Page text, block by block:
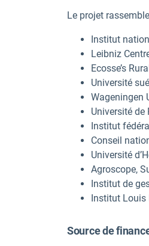
Le projet
Institut
Leibniz
Ecosse’s
Université
Wageningen
Université de
Institut
Conseil
Université
Agroscope,
Institut de
Institut Louis
Source de